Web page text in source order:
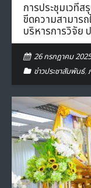
การประชุมเวทีส
ขีดความสามาร
บริหารการวิจัย
26 กรกฎาคม 2025
ข่าวประชาสัมพันธ์,